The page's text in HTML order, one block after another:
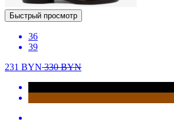
Быстрый просмотр
36
39
231 BYN330BYN